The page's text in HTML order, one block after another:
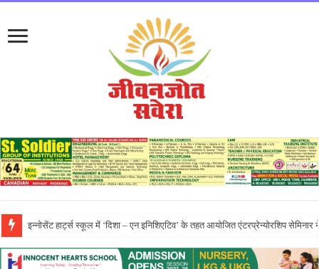
प्रो. (डॉ.) यादविंदर सिंह बराड़ ने आई.के. गुजराल पंजाब टेक्निकल यूनिवर्सिटी के वाइस-